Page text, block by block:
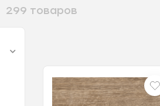
299 товаров